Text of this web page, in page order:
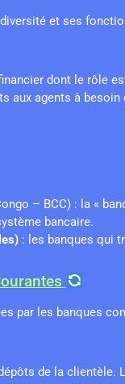
et ses
dont le rôle
aux agents à
– BCC) : la «
bancaire.
: les banques qui
par les banques
de la